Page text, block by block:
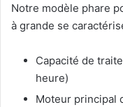
Notre modèle phare
à grande se
Capacité de
heure)
Moteur principal